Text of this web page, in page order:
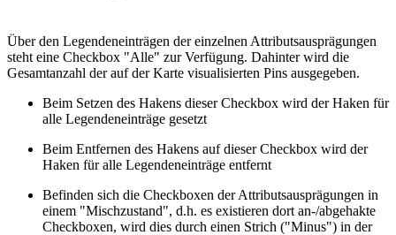
Über den Legendeneinträgen der einzelnen Attributsausprägungen
steht eine Checkbox "Alle" zur Verfügung. Dahinter wird die
Gesamtanzahl der auf der Karte visualisierten Pins ausgegeben.
Beim Setzen des Hakens dieser Checkbox wird der Haken für
alle Legendeneinträge gesetzt
Beim Entfernen des Hakens auf dieser Checkbox wird der
Haken für alle Legendeneinträge entfernt
Befinden sich die Checkboxen der Attributsausprägungen in
einem "Mischzustand", d.h. es existieren dort an-/abgehakte
Checkboxen, wird dies durch einen Strich ("Minus") in der